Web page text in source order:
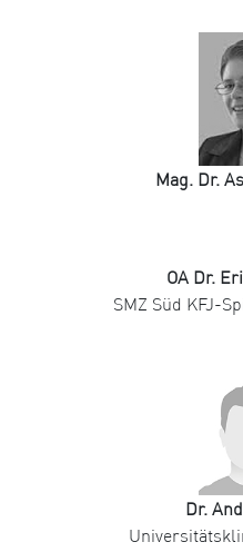
Mag. Dr.
OA Dr.
SMZ Süd KFJ-
Dr.